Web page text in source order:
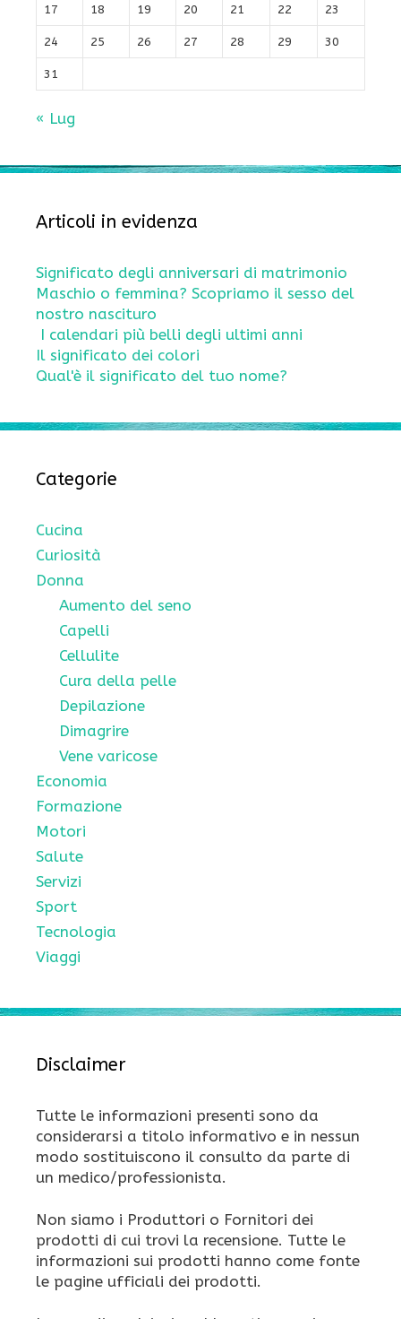
17 18 19 20 21 22 23
24 25 26 27 28 29 30
31
« Lug
Articoli in evidenza
Significato degli anniversari di matrimonio
Maschio o femmina? Scopriamo il sesso del
nostro nascituro
I calendari più belli degli ultimi anni
Il significato dei colori
Qual'è il significato del tuo nome?
Categorie
Cucina
Curiosità
Donna
Aumento del seno
Capelli
Cellulite
Cura della pelle
Depilazione
Dimagrire
Vene varicose
Economia
Formazione
Motori
Salute
Servizi
Sport
Tecnologia
Viaggi
Disclaimer
Tutte le informazioni presenti sono da
considerarsi a titolo informativo e in nessun
modo sostituiscono il consulto da parte di
un medico/professionista.
Non siamo i Produttori o Fornitori dei
prodotti di cui trovi la recensione. Tutte le
informazioni sui prodotti hanno come fonte
le pagine ufficiali dei prodotti.